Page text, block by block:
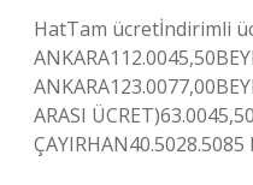
HatTam ücretİndirimli
ARASI